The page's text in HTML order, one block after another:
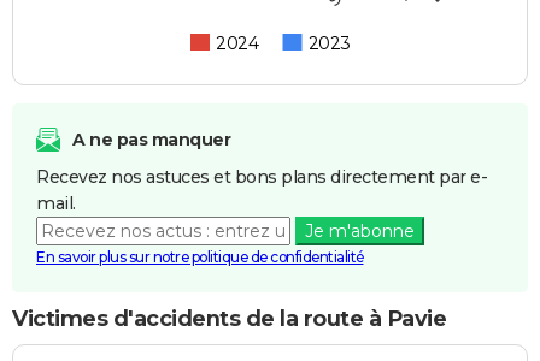
2024 2023
A ne pas manquer
Recevez nos astuces et bons plans directement par e-
mail.
Je m'abonne
En savoir plus sur notre politique de confidentialité
Victimes d'accidents de la route à Pavie